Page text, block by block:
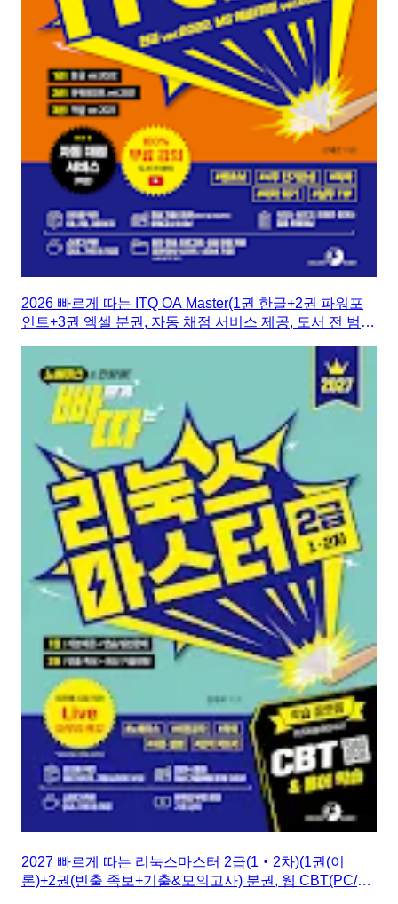
2026 빠르게 따는 ITQ OA Master(1권 한글+2권 파워포
인트+3권 엑셀 분권, 자동 채점 서비스 제공, 도서 전 범위
2027 빠르게 따는 리눅스마스터 2급(1‧2차)(1권(이
론)+2권(빈출 족보+기출&모의고사) 분권, 웹 CBT(PC/모